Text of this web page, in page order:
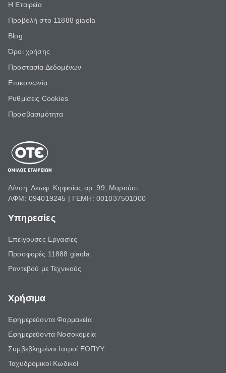
Η Εταιρεία
Προβολή στο 11888 giaola
Blog
Όροι χρήσης
Προστασία Δεδομένων
Επικοινωνία
Ρυθμίσεις Cookies
Προσβασιμότητα
Δ/νση: Λεωφ. Κηφισίας αρ. 99, Μαρούσι
ΑΦΜ: 094019245 | ΓΕΜΗ: 001037501000
Υπηρεσίες
Επείγουσες Εργασίες
Προσφορές 11888 giaola
Ραντεβού με Τεχνικούς
Χρήσιμα
Εφημερεύοντα Φαρμακεία
Εφημερεύοντα Νοσοκομεία
Συμβεβλημένοι Ιατροί ΕΟΠΥΥ
Ταχυδρομικοί Κωδικοί